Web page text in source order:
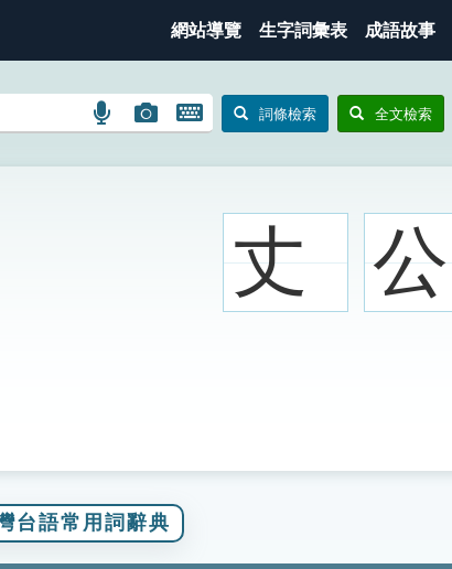
網站導覽 生字詞彙表 成語故事
語
搜
圖
搜
開
鍵
詞條檢索 全文檢索
丈 公
台語常用詞辭典